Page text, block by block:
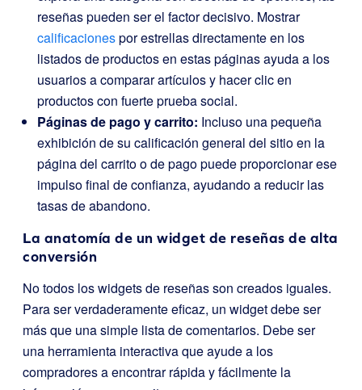
reseñas pueden ser el factor decisivo. Mostrar
calificacionespor estrellas directamente en los
listados de productos en estas páginas ayuda a los
usuarios a comparar artículos y hacer clic en
productos con fuerte prueba social.
Páginas de pago y carrito: Incluso una pequeña
exhibición de su calificación general del sitio en la
página del carrito o de pago puede proporcionar ese
impulso final de confianza, ayudando a reducir las
tasas de abandono.
La anatomía de un widget de reseñas de alta
conversión
No todos los widgets de reseñas son creados iguales.
Para ser verdaderamente eficaz, un widget debe ser
más que una simple lista de comentarios. Debe ser
una herramienta interactiva que ayude a los
compradores a encontrar rápida y fácilmente la